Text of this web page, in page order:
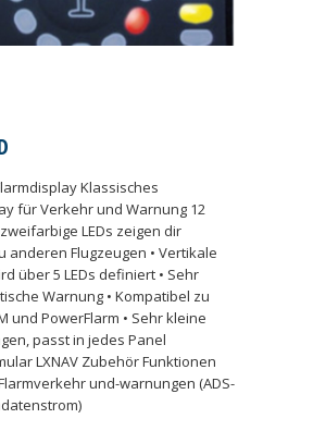
Klassisches
für Verkehr und Warnung 12
LEDs zeigen dir
anderen Flugzeugen • Vertikale
über 5 LEDs definiert • Sehr
Warnung • Kompatibel zu
und PowerFlarm • Sehr kleine
passt in jedes Panel
LXNAV Zubehör Funktionen
und-warnungen (ADS-